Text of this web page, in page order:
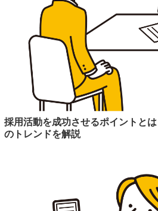
採用活動を成功させるポイントと
のトレンドを解説